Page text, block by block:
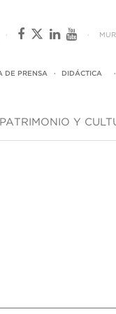
· ·
DE PRENSA · DIDÁCTICA ·
PATRIMONIO Y